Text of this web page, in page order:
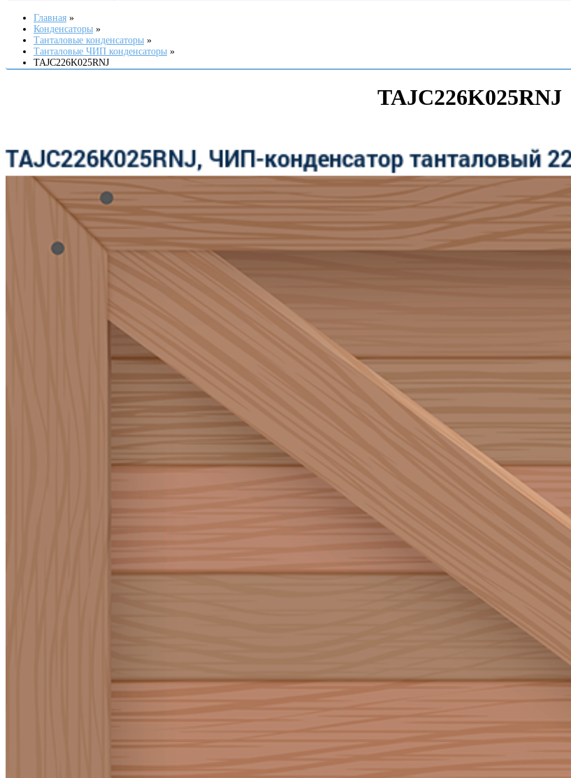
Главная
Конденсаторы
Танталовые конденсаторы
Танталовые ЧИП конденсаторы
TAJC226K025RNJ
TAJC226K025RNJ